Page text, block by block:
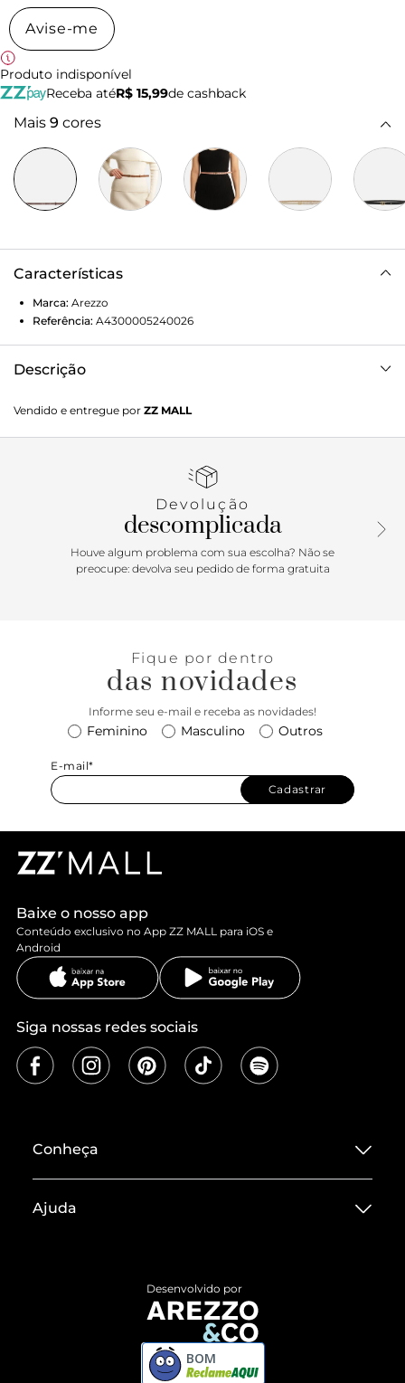
Avise-me
Produto indisponível
Receba atéR$ 15,99de cashback
Mais 9 cores
Características
Marca: Arezzo
Referência: A4300005240026
Descrição
tem aplica��o de pe�a met�lica, geom�trica e vazada.
Parte interna em material com monograma Arezzo. Para
Vendido e entregue por ZZ MALL
Devolução
descomplicada
Houve algum problema com sua escolha? Não se
preocupe: devolva seu pedido de forma gratuita
Fique por dentro
das novidades
Informe seu e-mail e receba as novidades!
Feminino Masculino Outros
E-mail*
Cadastrar
Baixe o nosso app
Conteúdo exclusivo no App ZZ MALL para iOS e
Android
Siga nossas redes sociais
Conheça
Termos de Uso
ZZ MALL é confiável
Ajuda
Devolução do Produto
Compre pelo WhatsApp
Desenvolvido por
BOM